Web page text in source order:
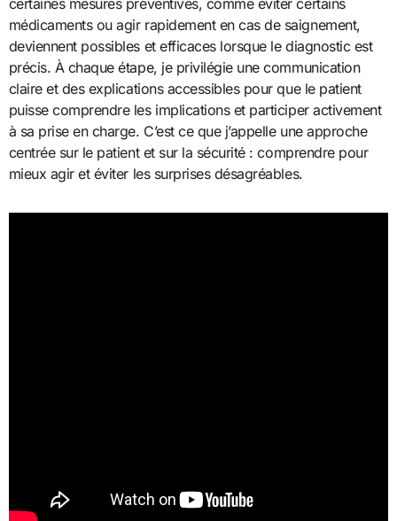
médicaments ou agir rapidement en cas de saignement,
deviennent possibles et efficaces lorsque le diagnostic est
précis. À chaque étape, je privilégie une communication
claire et des explications accessibles pour que le patient
puisse comprendre les implications et participer activement
à sa prise en charge. C’est ce que j’appelle une approche
centrée sur le patient et sur la sécurité : comprendre pour
mieux agir et éviter les surprises désagréables.